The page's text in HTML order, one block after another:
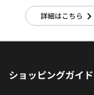
詳細はこちら
ショッピングガイド